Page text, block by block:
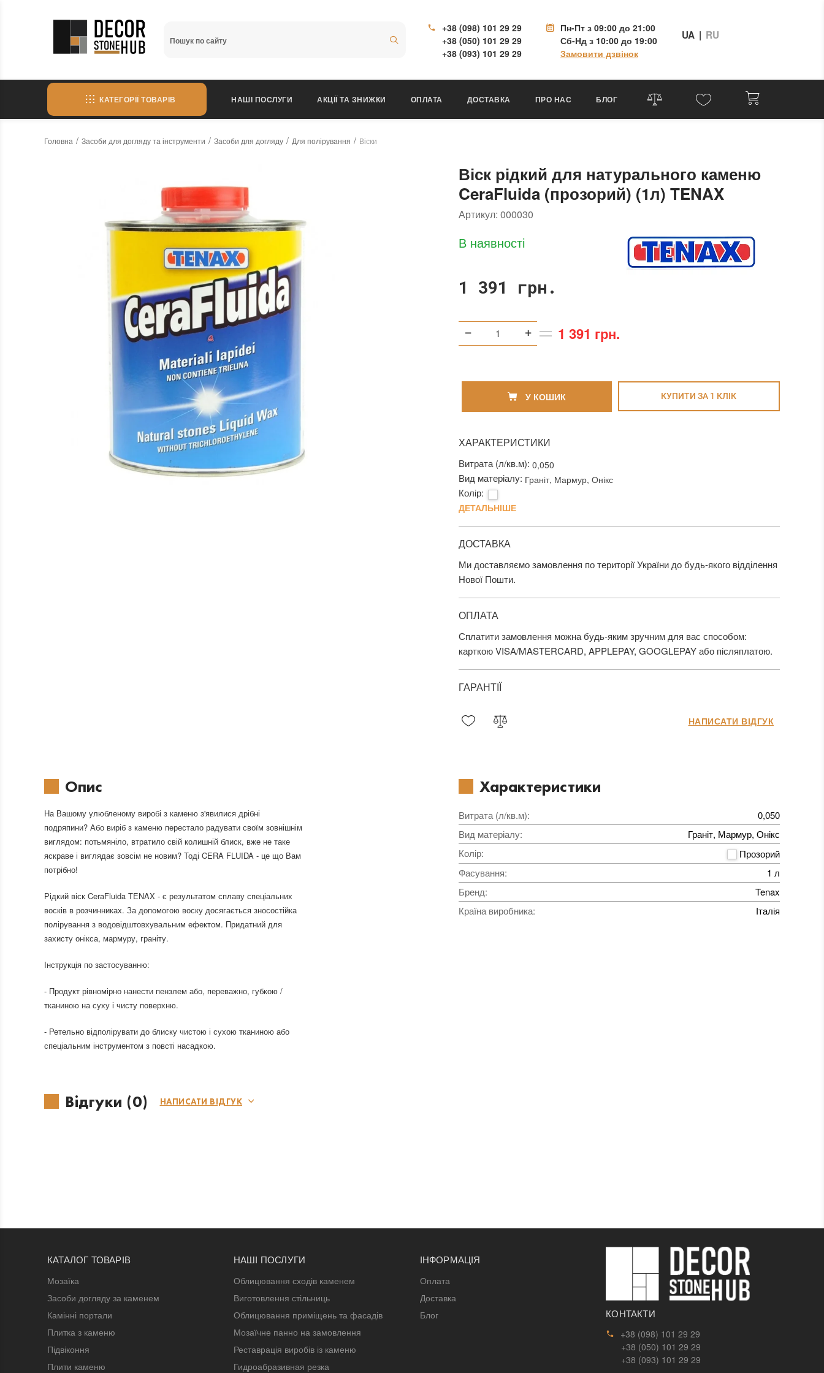
+38 (098) 101 29 29
+38 (050) 101 29 29
+38 (093) 101 29 29
Пн-Пт з 09:00 до 21:00
Сб-Нд з 10:00 до 19:00
Замовити дзвінок
UA | RU
КАТЕГОРІЇ ТОВАРІВ НАШІ ПОСЛУГИ АКЦІЇ ТА ЗНИЖКИ ОПЛАТА ДОСТАВКА ПРО НАС БЛОГ
Головна Засоби для догляду та інструменти Засоби для догляду Для полірування Віски
Віск рідкий для натурального каменю
CeraFluida (прозорий) (1л) TENAX
Артикул: 000030
В наявності
1 391 грн.
1 391 грн.
У КОШИК КУПИТИ ЗА 1 КЛIК
ХАРАКТЕРИСТИКИ
Витрата (л/кв.м): 0,050
Вид матеріалу: Граніт, Мармур, Онікс
Колір:
ДЕТАЛЬНІШЕ
ДОСТАВКА
Ми доставляємо замовлення по території України до будь-якого відділення
Нової Пошти.
ОПЛАТА
Сплатити замовлення можна будь-яким зручним для вас способом:
карткою VISA/MASTERCARD, APPLEPAY, GOOGLEPAY або післяплатою.
ГАРАНТІЇ
НАПИСАТИ ВІДГУК
Опис
На Вашому улюбленому виробі з каменю з'явилися дрібні
подряпини? Або виріб з каменю перестало радувати своїм зовнішнім
виглядом: потьмяніло, втратило свій колишній блиск, вже не таке
яскраве і виглядає зовсім не новим? Тоді CERA FLUIDA - це що Вам
потрібно!
Рідкий віск CeraFluida TENAX - є результатом сплаву спеціальних
восків в розчинниках. За допомогою воску досягається зносостійка
полірування з водовідштовхувальним ефектом. Придатний для
захисту онікса, мармуру, граніту.
Інструкція по застосуванню:
- Продукт рівномірно нанести пензлем або, переважно, губкою /
тканиною на суху і чисту поверхню.
- Ретельно відполірувати до блиску чистою і сухою тканиною або
спеціальним інструментом з повсті насадкою.
Характеристики
Витрата (л/кв.м):
0,050
Вид матеріалу:
Граніт, Мармур, Онікс
Колір:
Прозорий
Фасування:
1 л
Бренд:
Tenax
Країна виробника: Італія
Відгуки (0) НАПИСАТИ ВІДГУК
КАТАЛОГ ТОВАРІВ
Мозаїка
Засоби догляду за каменем
Камінні портали
Плитка з каменю
Підвіконня
Плити каменю
НАШІ ПОСЛУГИ
Облицювання сходів каменем
Виготовлення стільниць
Облицювання приміщень та фасадів
Мозаїчне панно на замовлення
Реставрація виробів із каменю
Гидроабразивная резка
ІНФОРМАЦІЯ
Оплата
Доставка
Блог
КОНТАКТИ
+38 (098) 101 29 29
+38 (050) 101 29 29
+38 (093) 101 29 29